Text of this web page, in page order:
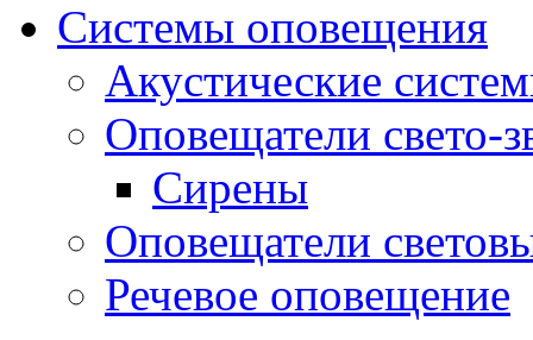
Системы оповещения
Акустические
Оповещатели свето-
Сирены
Оповещатели
Речевое оповещение